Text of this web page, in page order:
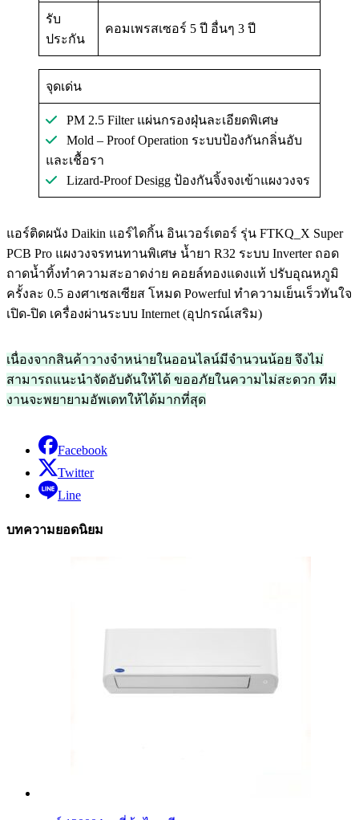
รับ
ประกัน
คอมเพรสเซอร์ 5 ปี อื่นๆ 3 ปี
จุดเด่น
PM 2.5 Filter แผ่นกรองฝุ่นละเอียดพิเศษ
Mold – Proof Operation ระบบป้องกันกลิ่นอับ
และเชื้อรา
Lizard-Proof Desigg ป้องกันจิ้งจงเข้าแผงวงจร
แอร์ติดผนัง Daikin แอร์ไดกิ้น อินเวอร์เตอร์ รุ่น FTKQ_X Super
PCB Pro แผงวงจรทนทานพิเศษ น้ำยา R32 ระบบ Inverter ถอด
ถาดน้ำทิ้งทำความสะอาดง่าย คอยล์ทองแดงแท้ ปรับอุณหภูมิ
ครั้งละ 0.5 องศาเซลเซียส โหมด Powerful ทำความเย็นเร็วทันใจ
เปิด-ปิด เครื่องผ่านระบบ Internet (อุปกรณ์เสริม)
เนื่องจากสินค้าวางจำหน่ายในออนไลน์มีจำนวนน้อย จึงไม่
สามารถแนะนำจัดอับดันให้ได้ ขออภัยในความไม่สะดวก ทีม
งานจะพยายามอัพเดทให้ได้มากที่สุด
Facebook
Twitter
Line
บทความยอดนิยม